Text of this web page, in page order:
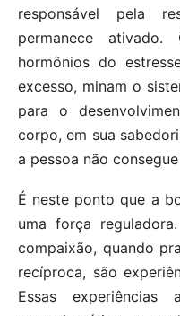
responsável pela
permanece
hormônios do
excesso, minam o
para o
corpo, em sua
a pessoa não
É neste ponto que a
uma força
compaixão, quando
recíproca, são
Essas